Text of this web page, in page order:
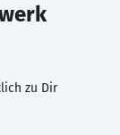
zu Dir